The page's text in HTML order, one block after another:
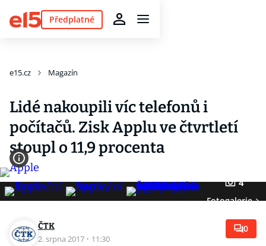
Předplatné
e15.cz Magazín
Lidé nakoupili víc telefonů i
počítačů. Zisk Applu ve čtvrtletí
stoupl o 11,9 procenta
4
Fotogalerie
ČTK
2. srpna 2017 · 11:30
0